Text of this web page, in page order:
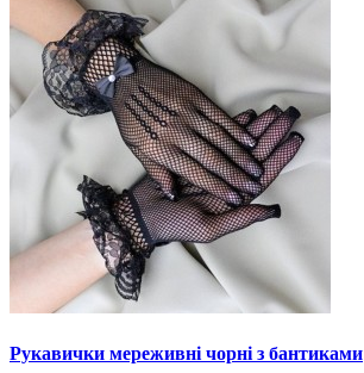
Рукавички мереживні чорні з бантиками